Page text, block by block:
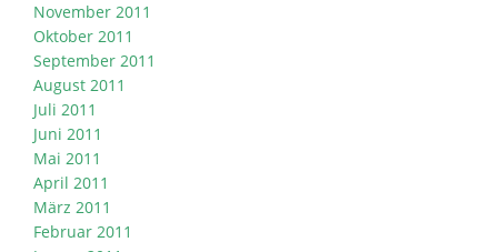
November 2011
Oktober 2011
September 2011
August 2011
Juli 2011
Juni 2011
Mai 2011
April 2011
März 2011
Februar 2011